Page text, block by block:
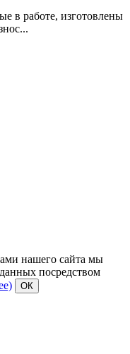
в работе, изготовлены
нашего сайта мы
посредством
ОК